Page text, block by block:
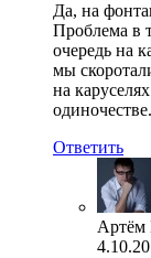
Да, на
Проблема в
очередь на
мы
на каруселях
одиночестве.
Ответить
Артём